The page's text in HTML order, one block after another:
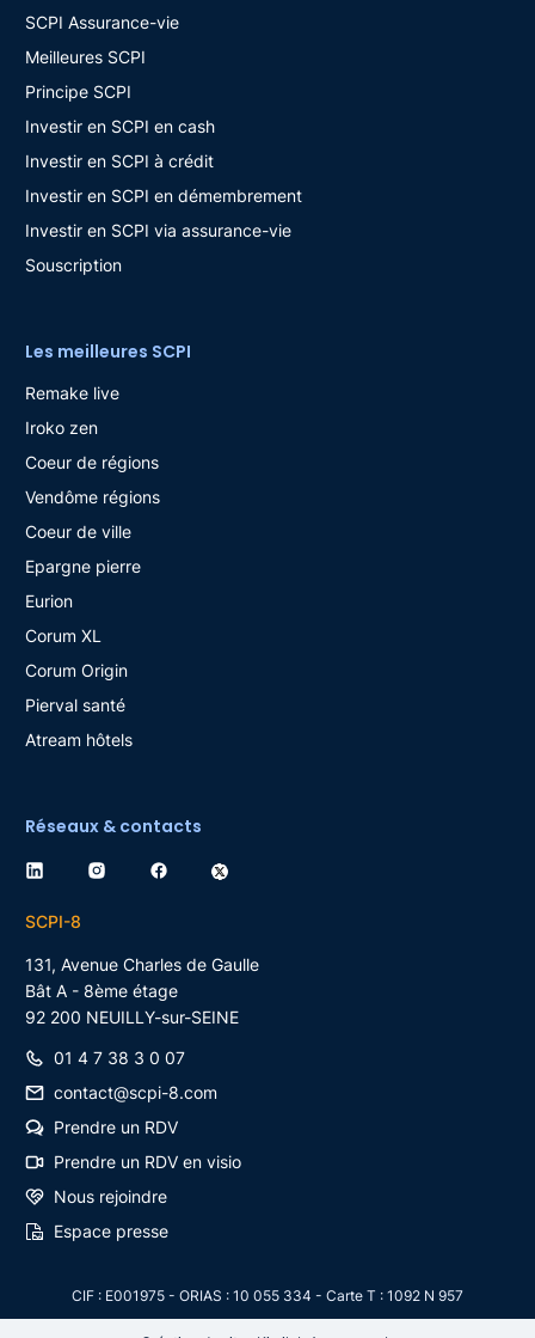
SCPI Assurance-vie
Meilleures SCPI
Principe SCPI
Investir en SCPI en cash
Investir en SCPI à crédit
Investir en SCPI en démembrement
Investir en SCPI via assurance-vie
Souscription
Les meilleures SCPI
Remake live
Iroko zen
Coeur de régions
Vendôme régions
Coeur de ville
Epargne pierre
Eurion
Corum XL
Corum Origin
Pierval santé
Atream hôtels
Réseaux & contacts
SCPI-8
131, Avenue Charles de Gaulle
Bât A - 8ème étage
92 200 NEUILLY-sur-SEINE
01 4 7 38 3 0 07
contact@scpi-8.com
Prendre un RDV
Prendre un RDV en visio
Nous rejoindre
Espace presse
CIF : E001975 - ORIAS : 10 055 334 - Carte T : 1092 N 957